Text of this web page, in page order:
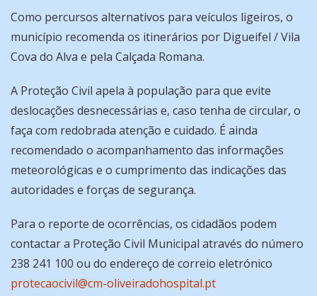
Como percursos alternativos para veículos ligeiros, o
município recomenda os itinerários por Digueifel / Vila
Cova do Alva e pela Calçada Romana.
A Proteção Civil apela à população para que evite
deslocações desnecessárias e, caso tenha de circular, o
faça com redobrada atenção e cuidado. É ainda
recomendado o acompanhamento das informações
meteorológicas e o cumprimento das indicações das
autoridades e forças de segurança.
Para o reporte de ocorrências, os cidadãos podem
contactar a Proteção Civil Municipal através do número
238 241 100 ou do endereço de correio eletrónico
protecaocivil@cm-oliveiradohospital.pt